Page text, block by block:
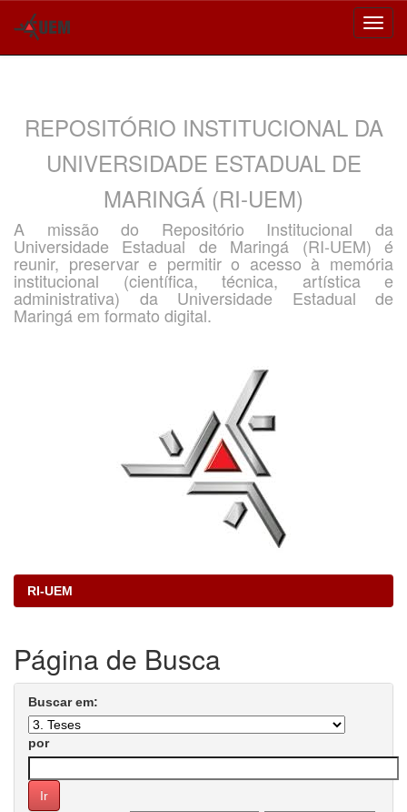
REPOSITÓRIO INSTITUCIONAL DA
UNIVERSIDADE ESTADUAL DE
MARINGÁ (RI-UEM)
A missão do Repositório Institucional da
Universidade Estadual de Maringá (RI-UEM) é
reunir, preservar e permitir o acesso à memória
institucional (científica, técnica, artística e
administrativa) da Universidade Estadual de
Maringá em formato digital.
RI-UEM
Página de Busca
Buscar em:
por